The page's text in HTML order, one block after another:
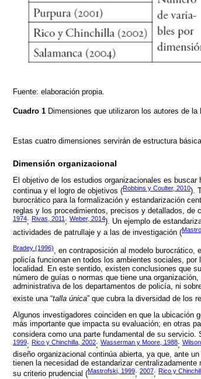
Fuente: elaboración propia.
Cuadro 1 Dimensiones que utilizaron los autores de la
Estas cuatro dimensiones servirán de estructura
Dimensión organizacional
El objetivo de los estudios organizacionales es
continua y el logro de objetivos (Robbins y Coulter, 2010).
burocrático para la formalización y estandarización
reglas y los procedimientos, precisos y detallados, de
1974; Rivas, 2011 ; Weber, 2014). Un ejemplo de
actividades de patrullaje y a las de investigación (
Bradey (1996), en contraposición al modelo burocrático,
policía funcionan en todos los ambientes sociales,
localidad. En este sentido, existen conclusiones que
número de guías o normas que tiene una
administrativa de los departamentos de policía, ni
existe una “talla única” que cubra la diversidad de los
Algunos investigadores coinciden en que la ubicación
más importante que impacta su evaluación; en otras
considera como una parte fundamental de su
1999; Rico y Chinchilla, 2002; Wasserman y Moore, 1988;
diseño organizacional continúa abierta, ya que, ante
tienen la necesidad de estandarizar
su criterio prudencial (Mastrofski, 1999; 2007; Rico y